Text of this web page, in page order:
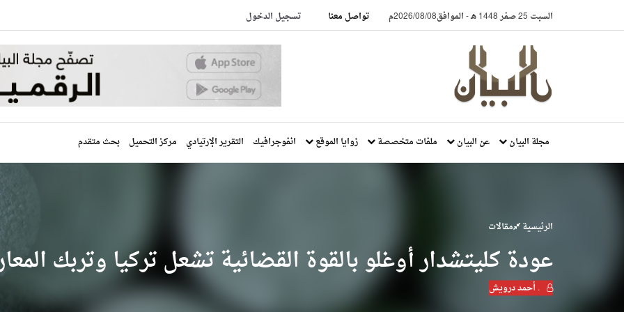
السبت 25 صفر 1448 هـ -الموافق2026/08/08م تواصل معنا تسجيل الدخول
مجلة البيان عن البيان ملفات متخصصة زوايا الموقع انفوجرافيك التقرير الإرتيادي مركز التحميل بحث متقدم
الرئيسية مقالات
عودة كليتشدار أوغلو بالقوة القضائية تشعل تركيا وتربك
. أحمد درويش